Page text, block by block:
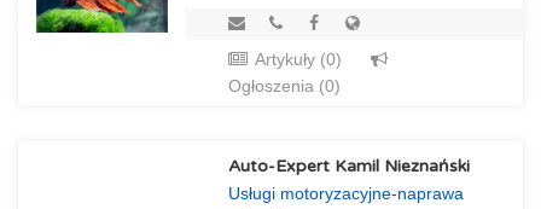
Artykuły (0)
Ogłoszenia (0)
Auto-Expert Kamil Nieznański
Usługi motoryzacyjne-naprawa